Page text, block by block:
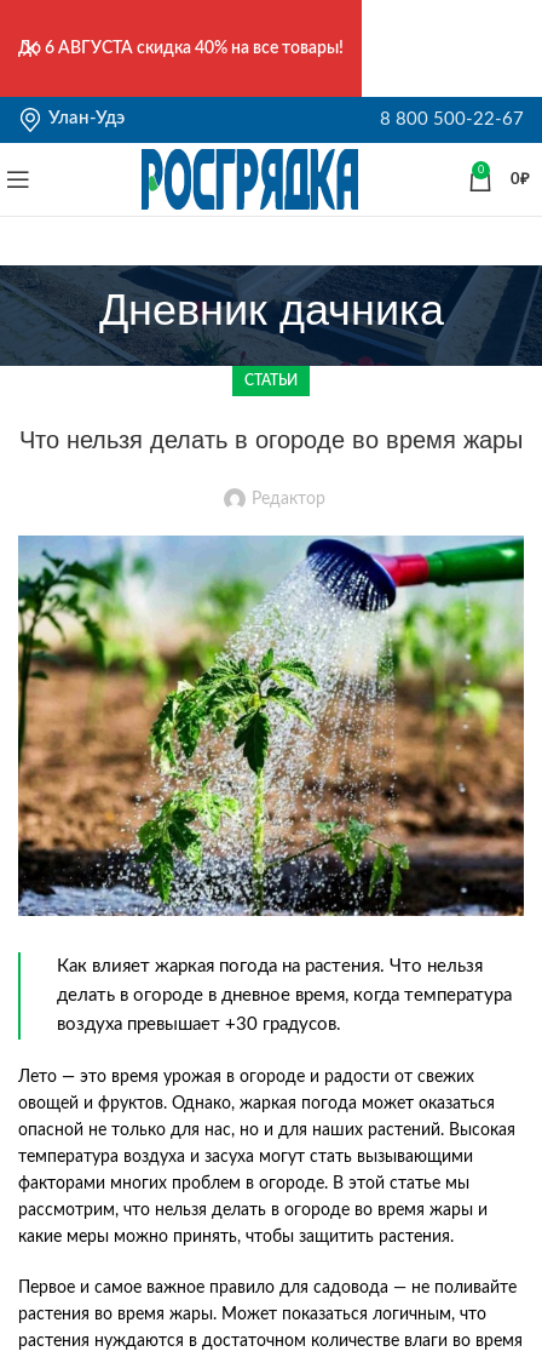
Улан-Удэ 8 800 500-22-67
0
0₽
Дневник дачника
СТАТЬИ
Что нельзя делать в огороде во время жары
Редактор
Как влияет жаркая погода на растения. Что нельзя
делать в огороде в дневное время, когда температура
воздуха превышает +30 градусов.
Лето — это время урожая в огороде и радости от свежих
овощей и фруктов. Однако, жаркая погода может оказаться
опасной не только для нас, но и для наших растений. Высокая
температура воздуха и засуха могут стать вызывающими
факторами многих проблем в огороде. В этой статье мы
рассмотрим, что нельзя делать в огороде во время жары и
какие меры можно принять, чтобы защитить растения.
Первое и самое важное правило для садовода — не поливайте
растения во время жары. Может показаться логичным, что
растения нуждаются в достаточном количестве влаги во время
До 6 АВГУСТА скидка 40% на все товары!